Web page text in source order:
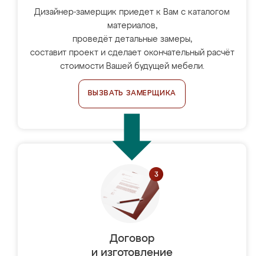
Дизайнер-замерщик приедет к Вам с каталогом
материалов,
проведёт детальные замеры,
составит проект и сделает окончательный расчёт
стоимости Вашей будущей мебели.
ВЫЗВАТЬ ЗАМЕРЩИКА
Договор
и изготовление